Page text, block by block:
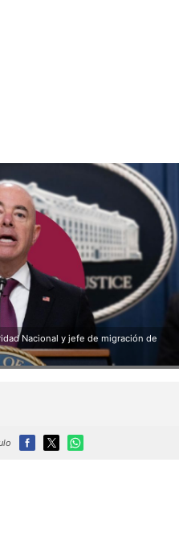
Nacional y jefe de migración de